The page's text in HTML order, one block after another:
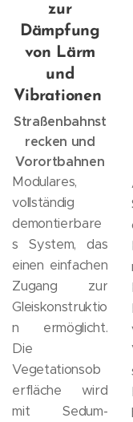
zur
Dämpfung
von Lärm
und
Vibrationen
Straßenbahnst
recken und
Vorortbahnen
Modulares,
vollständig
demontierbare
s System, das
einen einfachen
Zugang zur
Gleiskonstruktio
n ermöglicht.
Die
Vegetationsob
erfläche wird
mit Sedum-